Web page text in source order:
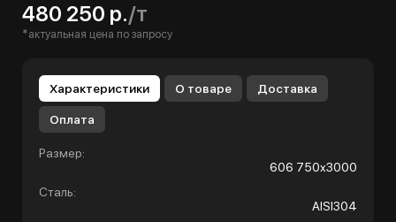
480 250 р./т
*актуальная цена по запросу
Характеристики О товаре Доставка
Оплата
Размер:
606 750х3000
Сталь:
AISI304